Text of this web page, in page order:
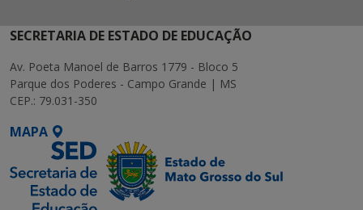
SECRETARIA DE ESTADO DE EDUCAÇÃO
Av. Poeta Manoel de Barros 1779 - Bloco 5
Parque dos Poderes - Campo Grande | MS
CEP.: 79.031-350
MAPA